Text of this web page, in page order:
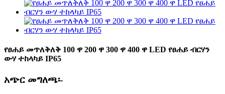
የፀሐይ መጥለቅለቅ 100 ዋ 200 ዋ 300 ዋ 400 ዋ LED የፀሐይ ብርሃን
ውሃ ተከላካይ IP65
አጭር መግለጫ፡-